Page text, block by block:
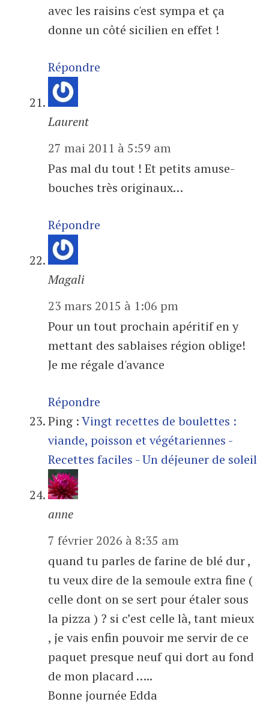
avec les raisins c'est sympa et ça
donne un côté sicilien en effet !
Répondre
Laurent
27 mai 2011 à 5:59 am
Pas mal du tout ! Et petits amuse-
bouches très originaux…
Répondre
Magali
23 mars 2015 à 1:06 pm
Pour un tout prochain apéritif en y
mettant des sablaises région oblige!
Je me régale d'avance
Répondre
Ping :Vingt recettes de boulettes :
viande, poisson et végétariennes -
Recettes faciles - Un déjeuner de soleil
anne
7 février 2026 à 8:35 am
quand tu parles de farine de blé dur ,
tu veux dire de la semoule extra fine (
celle dont on se sert pour étaler sous
la pizza ) ? si c’est celle là, tant mieux
, je vais enfin pouvoir me servir de ce
paquet presque neuf qui dort au fond
de mon placard …..
Bonne journée Edda